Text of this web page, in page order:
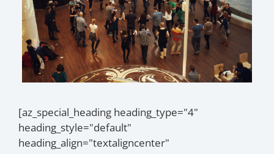
[az_special_heading heading_type="4"
heading_style="default"
heading_align="textaligncenter"